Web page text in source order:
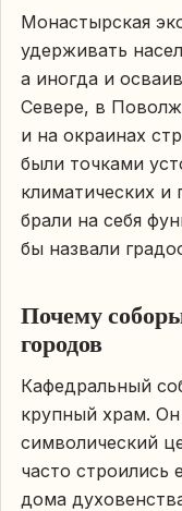
Монастырская
удерживать
а иногда и
Севере, в
и на окраинах
были точками
климатических и
брали на себя
бы назвали
Почему
городов
Кафедральный
крупный храм.
символический
часто строились
дома